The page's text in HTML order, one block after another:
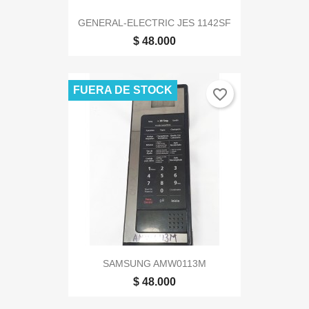
GENERAL-ELECTRIC JES 1142SF
$ 48.000
SAMSUNG AMW0113M
$ 48.000
FUERA DE STOCK favorite_border